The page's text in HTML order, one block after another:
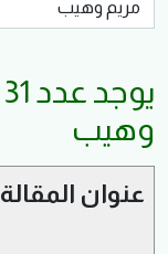
يوجد عدد 31
وهيب
عنوان المقالة